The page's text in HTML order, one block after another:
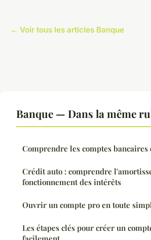
← Voir tous les articles Banque
Banque — Dans la même
Comprendre les comptes bancaires
Crédit auto : comprendre
fonctionnement des intérêts
Ouvrir un compte pro en toute
Les étapes clés pour créer un